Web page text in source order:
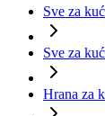
Sve za
Sve za
Hrana za